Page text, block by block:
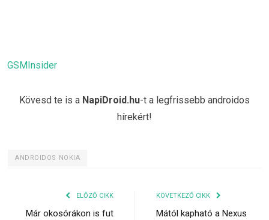
GSMInsider
Kövesd te is a NapiDroid.hu-t a legfrissebb androidos
hírekért!
ANDROIDOS NOKIA
ELŐZŐ CIKK
Már okosórákon is fut
KÖVETKEZŐ CIKK
Mától kapható a Nexus